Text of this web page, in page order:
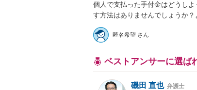
個人で支払った手付金はどうし
匿名希望 さん
ベストアンサーに選ば
磯田 直也 弁護士